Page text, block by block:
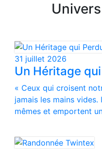
31 juillet 2026
Un Héritage
« Ceux qui croisent
jamais les mains
mêmes et emportent